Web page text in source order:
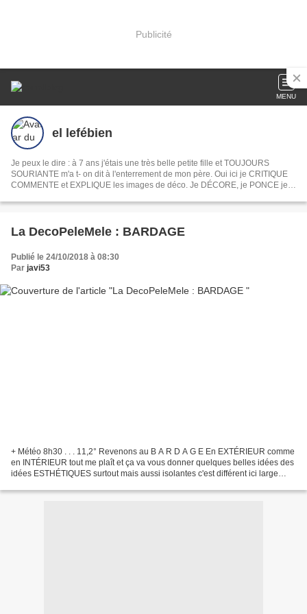
Publicité
MENU
el lefébien
Je peux le dire : à 7 ans j'étais une très belle petite fille et TOUJOURS
SOURIANTE m'a t- on dit à l'enterrement de mon père. Oui ici je CRITIQUE
COMMENTE et EXPLIQUE les images de déco. Je DÉCORE, je PONCE je
jour les films et les séries . En fait je PAPOTE comme devant un apéro. Ah
La DecoPeleMele : BARDAGE
Publié le 24/10/2018 à 08:30
Par javi53
+ Météo 8h30 . . . 11,2° Revenons au B A R D A G E En EXTÉRIEUR comme
en INTÉRIEUR tout me plaît et ça va vous donner quelques belles idées des
idées ESTHÉTIQUES surtout mais aussi isolantes c'est différent ici large